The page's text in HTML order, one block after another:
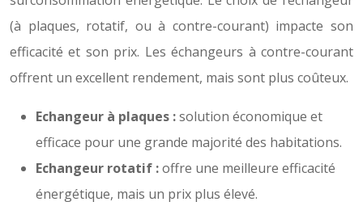
(à plaques, rotatif, ou à contre-courant) impacte son
efficacité et son prix. Les échangeurs à contre-courant
offrent un excellent rendement, mais sont plus coûteux.
Echangeur à plaques :solution économique et
efficace pour une grande majorité des habitations.
Echangeur rotatif :offre une meilleure efficacité
énergétique, mais un prix plus élevé.